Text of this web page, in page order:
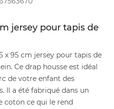
jersey pour tapis de
x 95 cm jersey pour tapis de
Ce drap housse est idéal
de votre enfant des
Il a été fabriqué dans un
coton ce qui le rend